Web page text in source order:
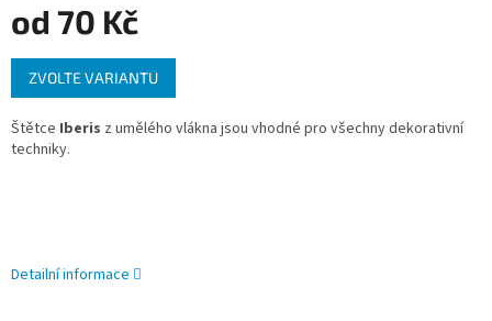
od 70 Kč
Měrná
cena:
ZVOLTE VARIANTU
Štětce Iberis z umělého vlákna jsou vhodné pro všechny dekorativní
techniky.
Detailní informace